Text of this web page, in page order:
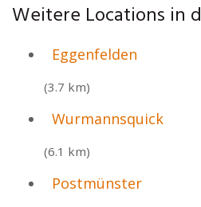
Weitere Locations in
Eggenfelden
(3.7 km)
Wurmannsquick
(6.1 km)
Postmünster